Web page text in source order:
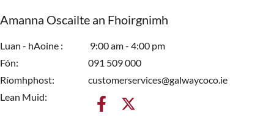
Amanna Oscailte an Fhoirgnimh
Luan - hAoine
9:00 am - 4:00 pm
Fón
091 509 000
Ríomhphost
customerservices@galwaycoco.ie
Lean Muid: